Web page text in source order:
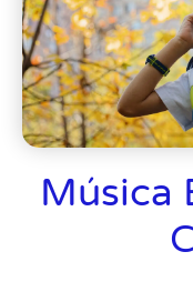
Música